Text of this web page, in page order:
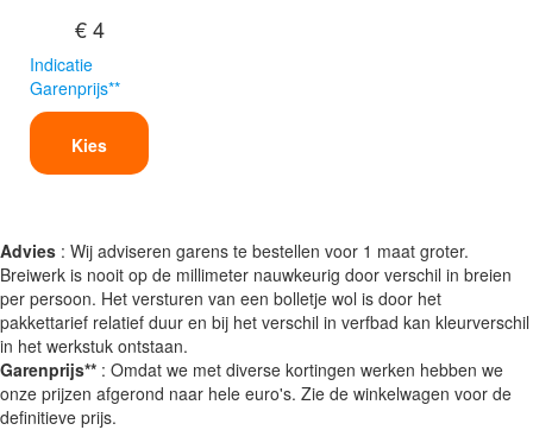
€ 4
Indicatie
Garenprijs**
Kies
Advies : Wij adviseren garens te bestellen voor 1 maat groter.
Breiwerk is nooit op de millimeter nauwkeurig door verschil in breien
per persoon. Het versturen van een bolletje wol is door het
pakkettarief relatief duur en bij het verschil in verfbad kan kleurverschil
in het werkstuk ontstaan.
Garenprijs** : Omdat we met diverse kortingen werken hebben we
onze prijzen afgerond naar hele euro's. Zie de winkelwagen voor de
definitieve prijs.